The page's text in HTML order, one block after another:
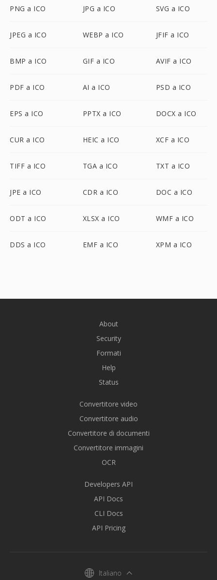
PNG a ICO JPG a ICO SVG a ICO
JPEG a ICO WEBP a ICO JFIF a ICO
BMP a ICO GIF a ICO AVIF a ICO
PDF a ICO AI a ICO PSD a ICO
EPS a ICO PPTX a ICO DOCX a ICO
CUR a ICO HEIC a ICO XCF a ICO
TIFF a ICO TGA a ICO TXT a ICO
JPE a ICO CDR a ICO DOC a ICO
ODT a ICO XLSX a ICO WMF a ICO
DDS a ICO EMF a ICO XPM a ICO
About
Security
Formati
Help
Status
Convertitore video
Convertitore audio
Convertitore di documenti
Convertitore immagini
OCR
Developers API
API Docs
CLI Docs
API Pricing
Italiano